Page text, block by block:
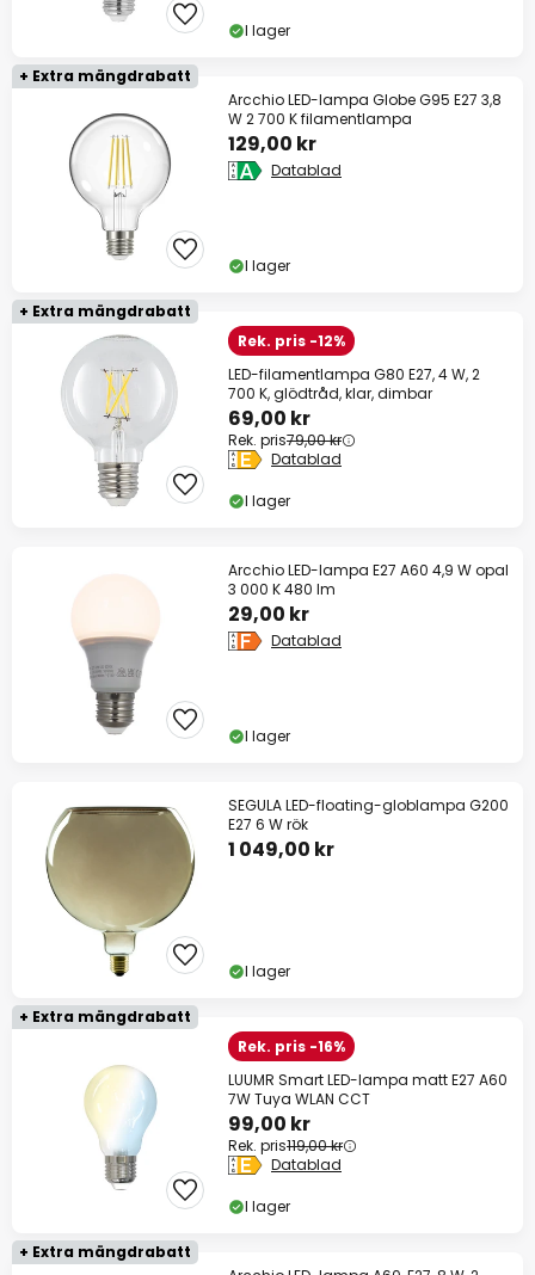
I lager
+ Extra mängdrabatt
Arcchio LED-lampa Globe G95 E27 3,8
W 2 700 K filamentlampa
129,00 kr
Datablad
I lager
+ Extra mängdrabatt
Rek. pris -12%
LED-filamentlampa G80 E27, 4 W, 2
700 K, glödtråd, klar, dimbar
69,00 kr
Rek. pris79,00 kr
Datablad
I lager
Arcchio LED-lampa E27 A60 4,9 W opal
3 000 K 480 lm
29,00 kr
Datablad
I lager
SEGULA LED-floating-globlampa G200
E27 6 W rök
1 049,00 kr
I lager
+ Extra mängdrabatt
Rek. pris -16%
LUUMR Smart LED-lampa matt E27 A60
7W Tuya WLAN CCT
99,00 kr
Rek. pris119,00 kr
Datablad
I lager
+ Extra mängdrabatt